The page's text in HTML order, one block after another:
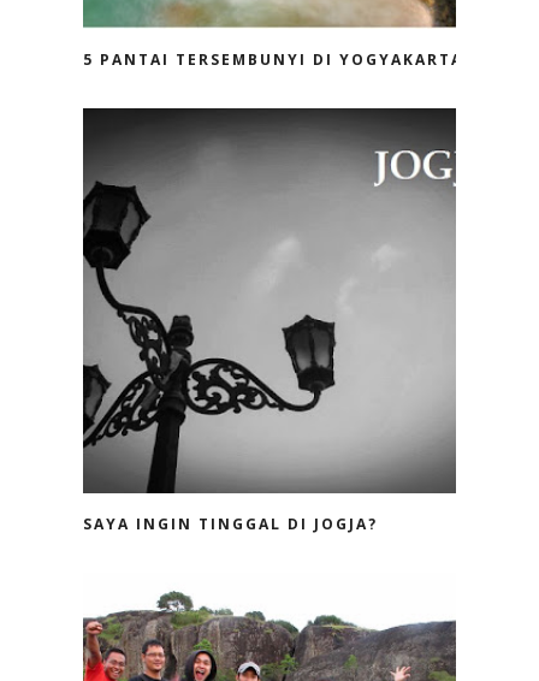
5 PANTAI TERSEMBUNYI DI YOGYAKARTA
SAYA INGIN TINGGAL DI JOGJA?